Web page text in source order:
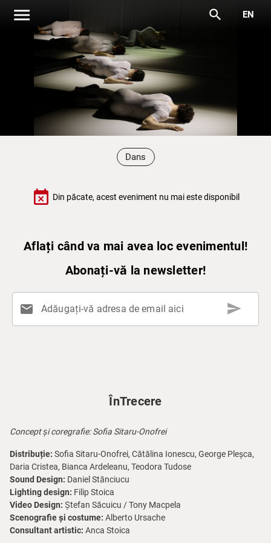
menu search EN
Dans
event_busy Din păcate, acest eveniment nu mai este disponibil
Aflați când va mai avea loc evenimentul!
Abonați-vă la newsletter!
mail Adăugați-vă adresa de email aici send
ÎnTrecere
Concept și coregrafie: Sofia Sitaru-Onofrei
Distribuție: Sofia Sitaru-Onofrei, Cătălina Ionescu, George Pleșca,
Daria Cristea, Bianca Ardeleanu, Teodora Tudose
Sound Design: Daniel Stănciucu
Lighting design: Filip Stoica
Video Design: Ștefan Săcuicu / Tony Macpela
Scenografie și costume: Alberto Ursache
Consultant artistic: Anca Stoica